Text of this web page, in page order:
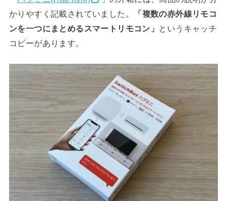
かりやすく記載されていました。
「複数の赤外線リモコ
ンを一つにまとめるスマートリモコン」 というキャッチ
コピーがあります。